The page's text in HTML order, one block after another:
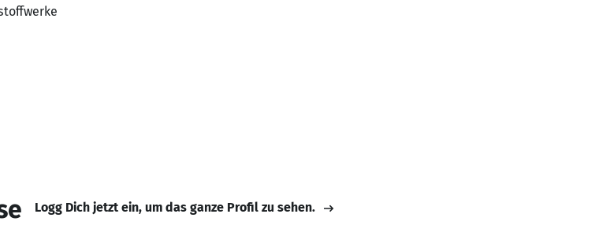
Logg Dich jetzt ein, um das ganze Profil zu sehen.